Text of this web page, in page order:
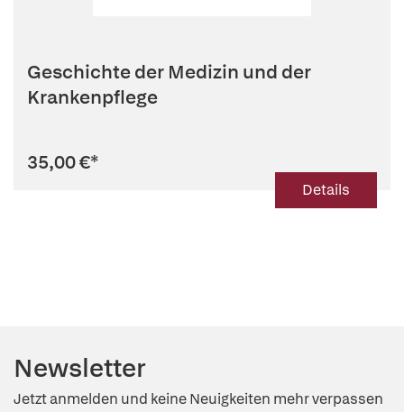
Geschichte der Medizin und der
Krankenpflege
35,00 €*
Details
Newsletter
Jetzt anmelden und keine Neuigkeiten mehr verpassen